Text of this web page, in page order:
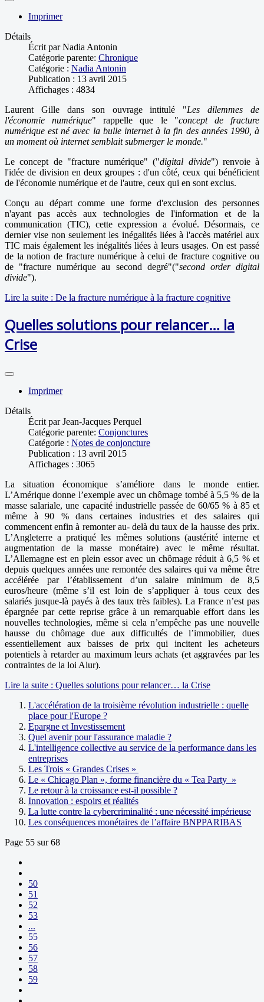
Imprimer
Détails
Écrit parNadia Antonin
Catégorie parente: Chronique
Catégorie : Nadia Antonin
Publication : 13 avril 2015
Affichages : 4834
Laurent Gille dans son ouvrage intitulé "Les dilemmes de
l'économie numérique" rappelle que le "concept de fracture
numérique est né avec la bulle internet à la fin des années 1990, à
un moment où internet semblait submerger le monde."
Le concept de "fracture numérique" ("digital divide") renvoie à
l'idée de division en deux groupes : d'un côté, ceux qui bénéficient
de l'économie numérique et de l'autre, ceux qui en sont exclus.
Conçu au départ comme une forme d'exclusion des personnes
n'ayant pas accès aux technologies de l'information et de la
communication (TIC), cette expression a évolué. Désormais, ce
dernier vise non seulement les inégalités liées à l'accès matériel aux
TIC mais également les inégalités liées à leurs usages. On est passé
de la notion de fracture numérique à celui de fracture cognitive ou
de "fracture numérique au second degré"("second order digital
divide").
Lire la suite : De la fracture numérique à la fracture cognitive
Quelles solutions pour relancer… la
Crise
Imprimer
Détails
Écrit parJean-Jacques Perquel
Catégorie parente: Conjonctures
Catégorie : Notes de conjoncture
Publication : 13 avril 2015
Affichages : 3065
La situation économique s’améliore dans le monde entier.
L’Amérique donne l’exemple avec un chômage tombé à 5,5 % de la
masse salariale, une capacité industrielle passée de 60/65 % à 85 et
même à 90 % dans certaines industries et des salaires qui
commencent enfin à remonter au- delà du taux de la hausse des prix.
L’Angleterre a pratiqué les mêmes solutions (austérité interne et
augmentation de la masse monétaire) avec le même résultat.
L’Allemagne est en plein essor avec un chômage réduit à 6,5 % et
depuis quelques années une remontée des salaires qui va même être
accélérée par l’établissement d’un salaire minimum de 8,5
euros/heure (même s’il est loin de s’appliquer à tous ceux des
salariés jusque-là payés à des taux très faibles). La France n’est pas
épargnée par cette reprise grâce à un remarquable effort dans les
nouvelles technologies, même si cela n’empêche pas une nouvelle
hausse du chômage due aux difficultés de l’immobilier, dues
essentiellement aux baisses de prix qui incitent les acheteurs
potentiels à retarder au maximum leurs achats (et aggravées par les
contraintes de la loi Alur).
Lire la suite : Quelles solutions pour relancer… la Crise
L'accélération de la troisième révolution industrielle : quelle
place pour l'Europe ?
Epargne et Investissement
Quel avenir pour l'assurance maladie ?
L'intelligence collective au service de la performance dans les
entreprises
Les Trois « Grandes Crises »
Le « Chicago Plan », forme financière du « Tea Party »
Le retour à la croissance est-il possible ?
Innovation : espoirs et réalités
La lutte contre la cybercriminalité : une nécessité impérieuse
Les conséquences monétaires de l’affaire BNPPARIBAS
Page 55 sur 68
50
51
52
53
...
55
56
57
58
59